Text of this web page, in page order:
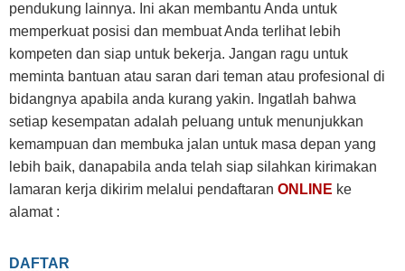
pendukung lainnya. Ini akan membantu Anda untuk
memperkuat posisi dan membuat Anda terlihat lebih
kompeten dan siap untuk bekerja. Jangan ragu untuk
meminta bantuan atau saran dari teman atau profesional di
bidangnya apabila anda kurang yakin. Ingatlah bahwa
setiap kesempatan adalah peluang untuk menunjukkan
kemampuan dan membuka jalan untuk masa depan yang
lebih baik, danapabila anda telah siap silahkan kirimakan
lamaran kerja dikirim melalui pendaftaran ONLINE ke
alamat :
DAFTAR